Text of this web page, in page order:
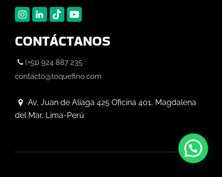
CONTÁCTANOS
(+51) 924 887 235
contacto@toquefino.com
Av, Juan de Aliaga 425 Oficina 401, Magdalena
del Mar, Lima-Perú